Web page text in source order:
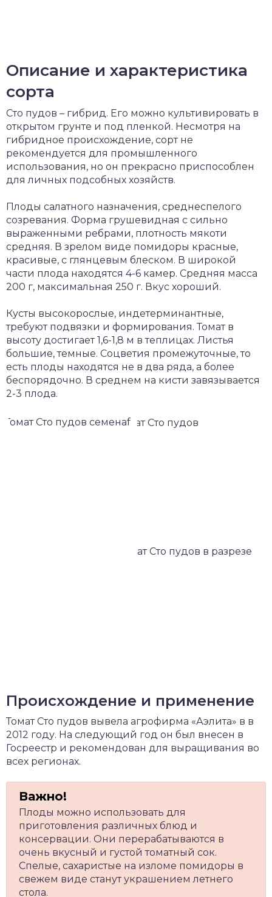
Описание и характеристика
сорта
Сто пудов – гибрид. Его можно культивировать в
открытом грунте и под пленкой. Несмотря на
гибридное происхождение, сорт не
рекомендуется для промышленного
использования, но он прекрасно приспособлен
для личных подсобных хозяйств.
Плоды салатного назначения, среднеспелого
созревания. Форма грушевидная с сильно
выраженными ребрами, плотность мякоти
средняя. В зрелом виде помидоры красные,
красивые, с глянцевым блеском. В широкой
части плода находятся 4-6 камер. Средняя масса
200 г, максимальная 250 г. Вкус хороший.
Кусты высокорослые, индетерминантные,
требуют подвязки и формирования. Томат в
высоту достигает 1,6-1,8 м в теплицах. Листья
большие, темные. Соцветия промежуточные, то
есть плоды находятся не в два ряда, а более
беспорядочно. В среднем на кисти завязывается
2-3 плода.
Происхождение и применение
Томат Сто пудов вывела агрофирма «Аэлита» в в
2012 году. На следующий год он был внесен в
Госреестр и рекомендован для выращивания во
всех регионах.
Плоды можно использовать для
приготовления различных блюд и
консервации. Они перерабатываются в
очень вкусный и густой томатный сок.
Спелые, сахаристые на изломе помидоры в
свежем виде станут украшением летнего
стола.